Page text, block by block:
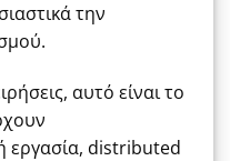
την
αυτό είναι το
εργασία, distributed